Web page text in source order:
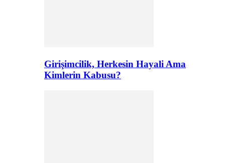
Girişimcilik, Herkesin Hayali Ama
Kimlerin Kabusu?